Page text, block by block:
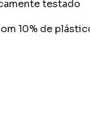
testado
10% de